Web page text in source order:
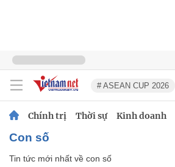
# ASEAN CUP 2026
Chính trị Thời sự Kinh doanh
con số
Tin tức mới nhất về con số